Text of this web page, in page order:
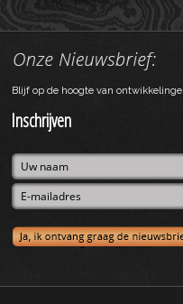
Blijf op de hoogte van
Inschrijven